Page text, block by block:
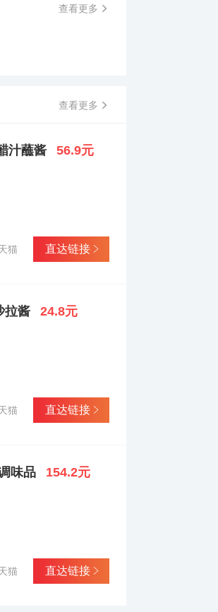
查看更多
查看更多
汁蘸酱 56.9元
直达链接
猫
拉酱 24.8元
直达链接
猫
味品 154.2元
直达链接
猫